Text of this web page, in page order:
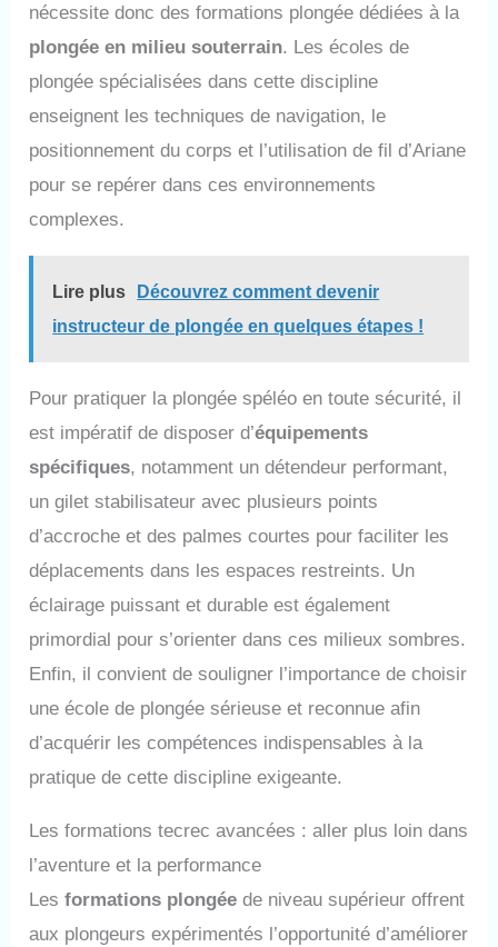
nécessite donc des formations plongée dédiées à la
plongée en milieu souterrain. Les écoles de
plongée spécialisées dans cette discipline
enseignent les techniques de navigation, le
positionnement du corps et l’utilisation de fil d’Ariane
pour se repérer dans ces environnements
complexes.
Lire plus
Découvrez comment devenir
instructeur de plongée en quelques étapes !
Pour pratiquer la plongée spéléo en toute sécurité, il
est impératif de disposer d’équipements
spécifiques, notamment un détendeur performant,
un gilet stabilisateur avec plusieurs points
d’accroche et des palmes courtes pour faciliter les
déplacements dans les espaces restreints. Un
éclairage puissant et durable est également
primordial pour s’orienter dans ces milieux sombres.
Enfin, il convient de souligner l’importance de choisir
une école de plongée sérieuse et reconnue afin
d’acquérir les compétences indispensables à la
pratique de cette discipline exigeante.
Les formations tecrec avancées : aller plus loin dans
l’aventure et la performance
Lesformations plongée de niveau supérieur offrent
aux plongeurs expérimentés l’opportunité d’améliorer